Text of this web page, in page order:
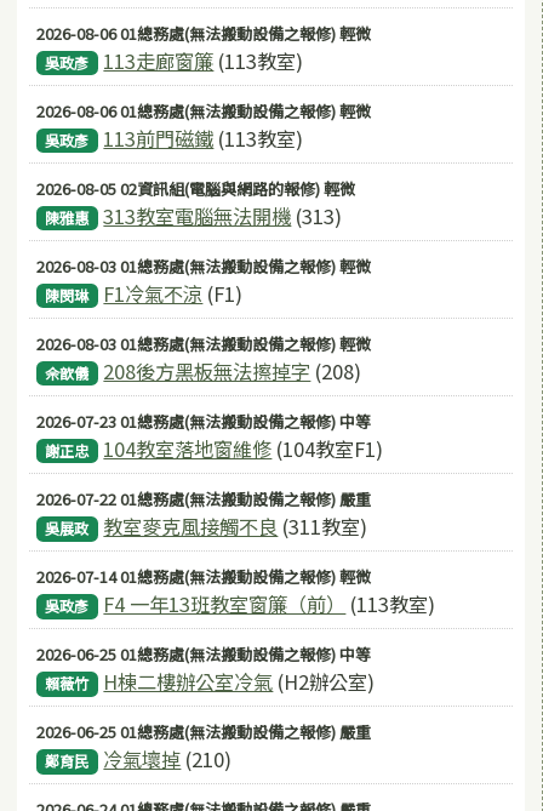
2026-08-06 01總務處(無法搬動設備之報修) 輕微
吳政彥 113走廊窗簾 (113教室)
2026-08-06 01總務處(無法搬動設備之報修) 輕微
吳政彥 113前門磁鐵 (113教室)
2026-08-05 02資訊組(電腦與網路的報修) 輕微
陳雅惠 313教室電腦無法開機 (313)
2026-08-03 01總務處(無法搬動設備之報修) 輕微
陳閔琳 F1冷氣不涼 (F1)
2026-08-03 01總務處(無法搬動設備之報修) 輕微
佘歆儀 208後方黑板無法擦掉字 (208)
2026-07-23 01總務處(無法搬動設備之報修) 中等
謝正忠 104教室落地窗維修 (104教室F1)
2026-07-22 01總務處(無法搬動設備之報修) 嚴重
吳展政 教室麥克風接觸不良 (311教室)
2026-07-14 01總務處(無法搬動設備之報修) 輕微
吳政彥 F4 一年13班教室窗簾（前） (113教室)
2026-06-25 01總務處(無法搬動設備之報修) 中等
賴薇竹 H棟二樓辦公室冷氣 (H2辦公室)
2026-06-25 01總務處(無法搬動設備之報修) 嚴重
鄭育民 冷氣壞掉 (210)